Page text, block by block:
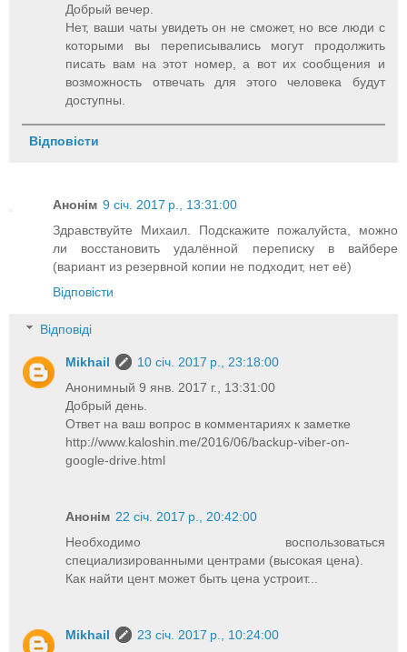
Добрый вечер.
Нет, ваши чаты увидеть он не сможет, но все люди с
которыми вы переписывались могут продолжить
писать вам на этот номер, а вот их сообщения и
возможность отвечать для этого человека будут
доступны.
Відповісти
Анонім 9 січ. 2017 р., 13:31:00
Здравствуйте Михаил. Подскажите пожалуйста, можно
ли восстановить удалённой переписку в вайбере
(вариант из резервной копии не подходит, нет её)
Відповісти
Відповіді
Mikhail
10 січ. 2017 р., 23:18:00
Анонимный 9 янв. 2017 г., 13:31:00
Добрый день.
Ответ на ваш вопрос в комментариях к заметке
http://www.kaloshin.me/2016/06/backup-viber-on-
google-drive.html
Анонім 22 січ. 2017 р., 20:42:00
Необходимо воспользоваться
специализированными центрами (высокая цена).
Как найти цент может быть цена устроит...
Mikhail
23 січ. 2017 р., 10:24:00